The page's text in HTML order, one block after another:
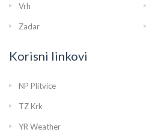
Vrh
Zadar
Korisni linkovi
NP Plitvice
TZ Krk
YR Weather